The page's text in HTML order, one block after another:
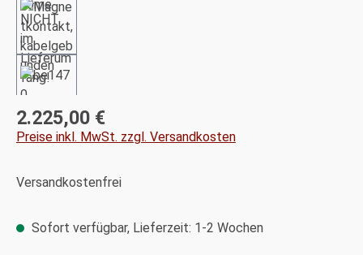
Regulärer Preis:
2.225,00 €
Preise inkl. MwSt. zzgl. Versandkosten
Versandkostenfrei
Sofort verfügbar, Lieferzeit: 1-2 Wochen